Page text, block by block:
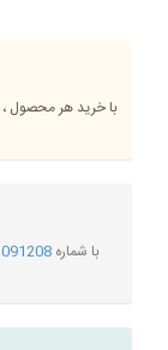
با خرید هر محصول
با شماره